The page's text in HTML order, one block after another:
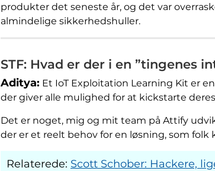
produkter det seneste år, og det var
almindelige sikkerhedshuller.
STF: Hvad er der i en ”tingenes
Aditya: Et IoT Exploitation Learning Kit er
der giver alle mulighed for at kickstarte
Det er noget, mig og mit team på Attify
der er et reelt behov for en løsning, som
Relaterede: Scott Schober: Hackere,